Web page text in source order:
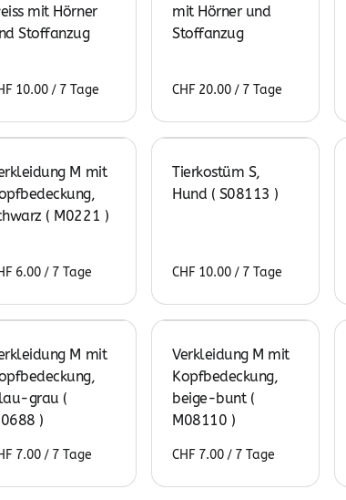
mit Hörner
Stoffanzug
/
mit Hörner und
Stoffanzug
/
M mit
( M0221 )
/
Tierkostüm S,
Hund ( S08113 )
/
M mit
grau (
)
/
Verkleidung M mit
Kopfbedeckung,
beige-bunt (
M08110 )
/